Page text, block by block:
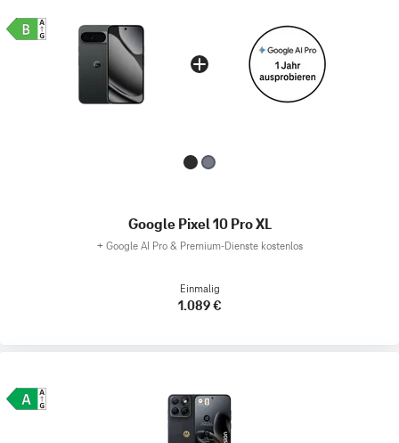
Google Pixel 10 Pro XL
+ Google AI Pro & Premium-Dienste kostenlos
Einmalig
1.089 €